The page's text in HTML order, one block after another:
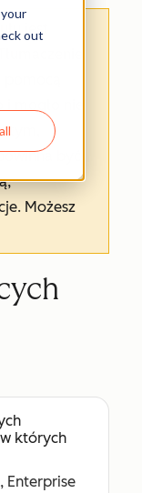
out
jest
tym,
być
Możesz
których
Enterprise